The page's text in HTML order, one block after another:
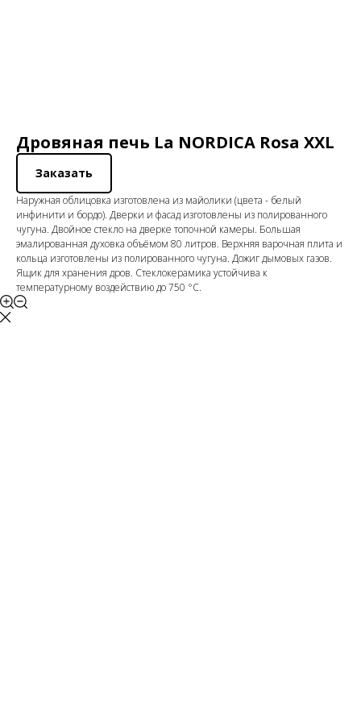
Дровяная печь La NORDICA Rosa XXL
Заказать
Наружная облицовка изготовлена из майолики (цвета - белый
инфинити и бордо). Дверки и фасад изготовлены из полированного
чугуна. Двойное стекло на дверке топочной камеры. Большая
эмалированная духовка объёмом 80 литров. Верхняя варочная плита и
кольца изготовлены из полированного чугуна. Дожиг дымовых газов.
Ящик для хранения дров. Стеклокерамика устойчива к
температурному воздействию до 750 °С.